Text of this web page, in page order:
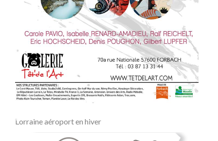
Lorraine aéroport en hiver